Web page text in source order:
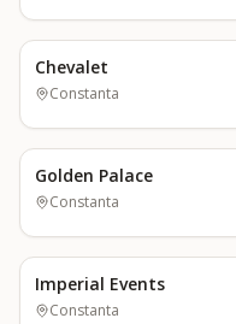
Chevalet
Constanta
Golden Palace
Constanta
Imperial Events
Constanta